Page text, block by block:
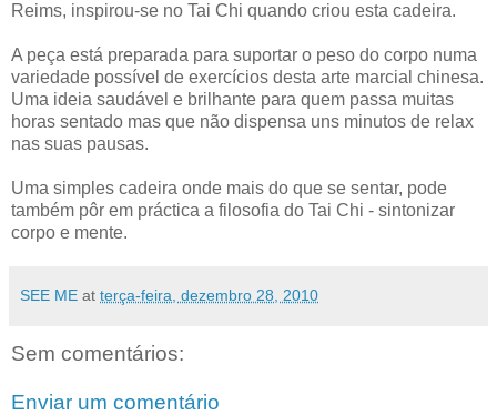
Reims, inspirou-se no Tai Chi quando criou esta cadeira.
A peça está preparada para suportar o peso do corpo numa
variedade possível de exercícios desta arte marcial chinesa.
Uma ideia saudável e brilhante para quem passa muitas
horas sentado mas que não dispensa uns minutos de relax
nas suas pausas.
Uma simples cadeira onde mais do que se sentar, pode
também pôr em práctica a filosofia do Tai Chi - sintonizar
corpo e mente.
SEE ME at terça-feira, dezembro 28, 2010
Sem comentários:
Enviar um comentário